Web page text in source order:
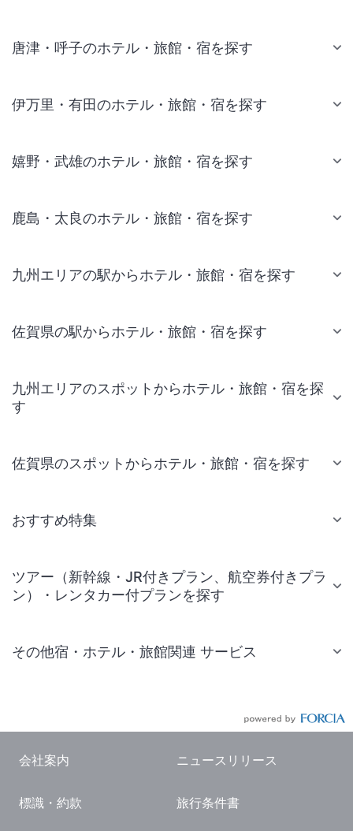
唐津・呼子のホテル・旅館・宿を探す
伊万里・有田のホテル・旅館・宿を探す
嬉野・武雄のホテル・旅館・宿を探す
鹿島・太良のホテル・旅館・宿を探す
九州エリアの駅からホテル・旅館・宿を探す
佐賀県の駅からホテル・旅館・宿を探す
九州エリアのスポットからホテル・旅館・宿を探
す
佐賀県のスポットからホテル・旅館・宿を探す
おすすめ特集
ツアー（新幹線・JR付きプラン、航空券付きプラ
ン）・レンタカー付プランを探す
その他宿・ホテル・旅館関連 サービス
国内観光ガイド
会社案内 ニュースリリース
標識・約款 旅行条件書